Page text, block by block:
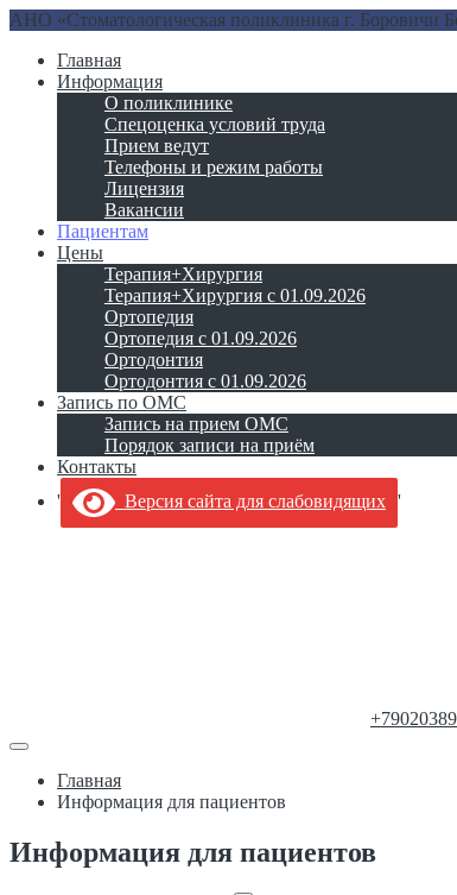
АНО «Стоматологическая поликлиника г. Боровичи
Главная
Информация
О поликлинике
Спецоценка условий труда
Прием ведут
Телефоны и режим работы
Лицензия
Вакансии
Пациентам
Цены
Терапия+Хирургия
Терапия+Хирургия с 01.09.2026
Ортопедия
Ортопедия с 01.09.2026
Ортодонтия
Ортодонтия с 01.09.2026
Запись по ОМС
Запись на прием ОМС
Порядок записи на приём
Контакты
'
Версия сайта для слабовидящих '
Главная
Информация для пациентов
Информация для пациентов